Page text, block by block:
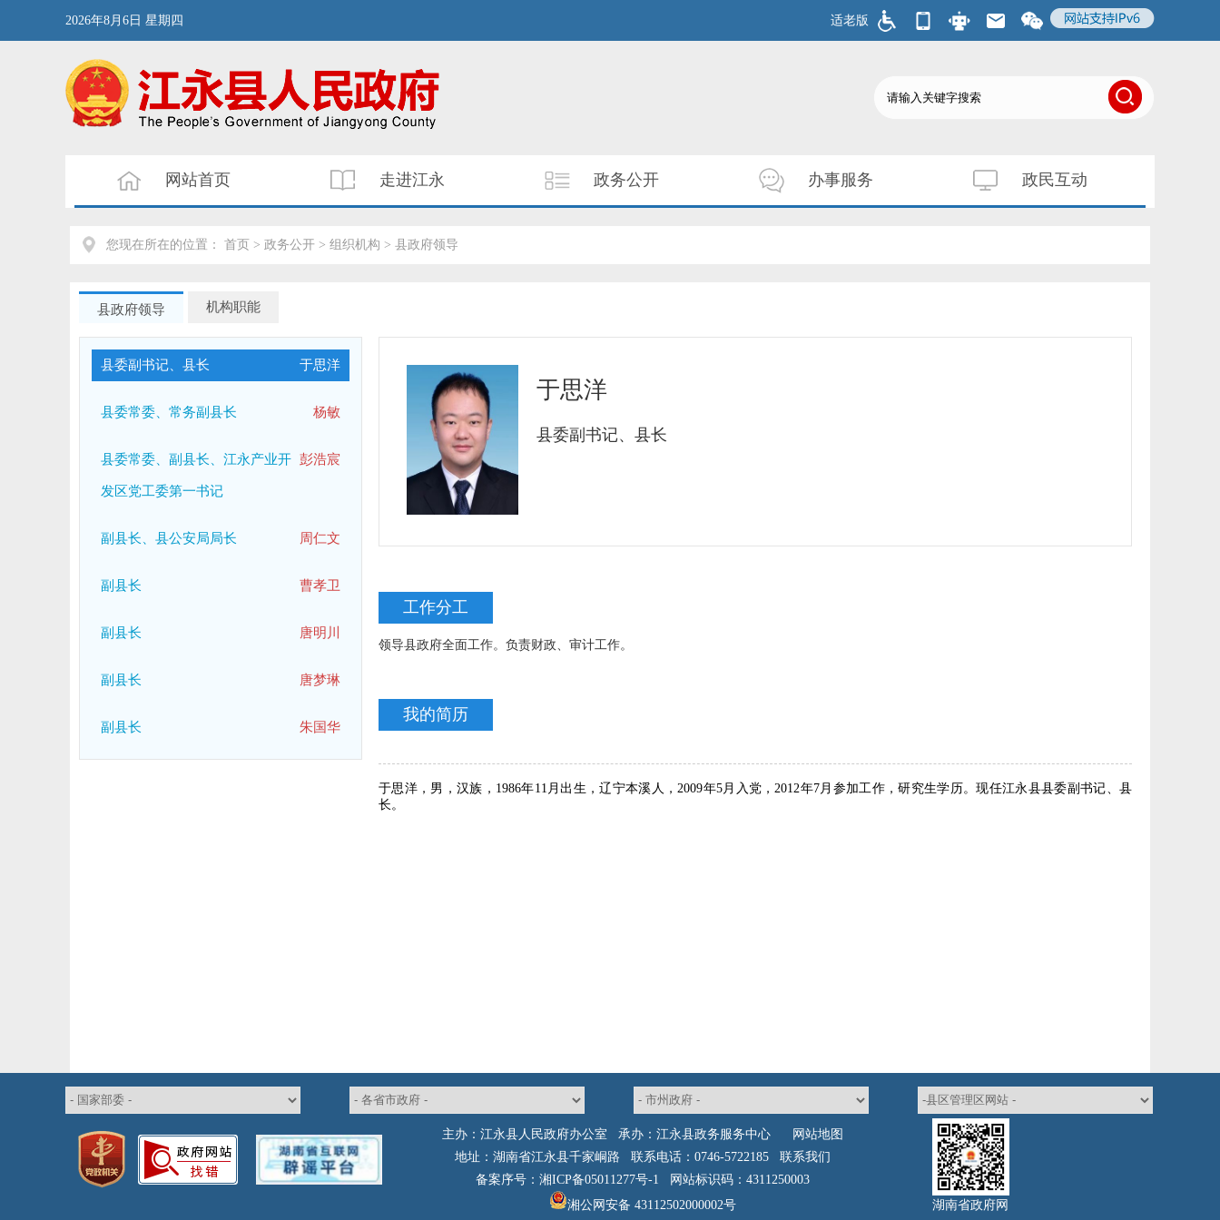
2026年8月6日 星期四 适老版
网站首页 走进江永 政务公开 办事服务 政民互动
您现在所在的位置： 首页 > 政务公开 > 组织机构 > 县政府领导
县政府领导 机构职能
于思洋
县委副书记、县长
杨敏
县委常委、常务副县长
彭浩宸
县委常委、副县长、江永产业开
发区党工委第一书记
周仁文
副县长、县公安局局长
曹孝卫
副县长
唐明川
副县长
唐梦琳
副县长
朱国华
副县长
于思洋
县委副书记、县长
工作分工
领导县政府全面工作。负责财政、审计工作。
我的简历
于思洋，男，汉族，1986年11月出生，辽宁本溪人，2009年5月入党，2012年7月参加工作，研究生学历。现任江永县县委副书记、县
长。
主办：江永县人民政府办公室 承办：江永县政务服务中心
网站地图
地址：湖南省江永县千家峒路 联系电话：0746-5722185联系我们
备案序号：湘ICP备05011277号-1 网站标识码：4311250003
湘公网安备 43112502000002号
湖南省政府网